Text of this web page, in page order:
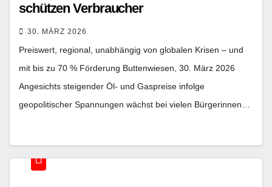
schützen Verbraucher
30. MÄRZ 2026
Preiswert, regional, unabhängig von globalen Krisen – und
mit bis zu 70 % Förderung Buttenwiesen, 30. März 2026
Angesichts steigender Öl- und Gaspreise infolge
geopolitischer Spannungen wächst bei vielen Bürgerinnen…